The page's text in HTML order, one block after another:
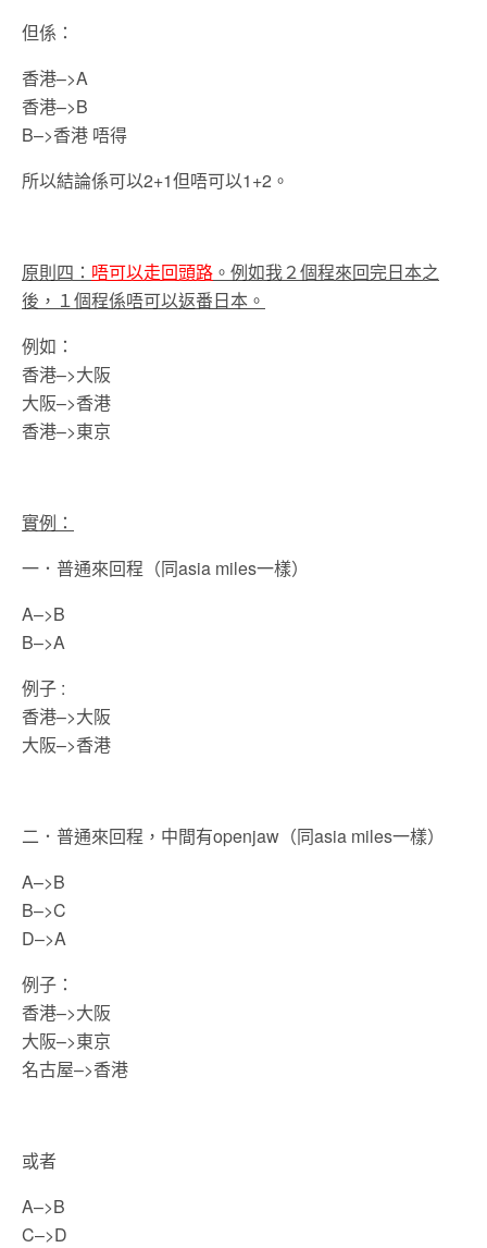
但係：
香港–>A
香港–>B
B–>香港 唔得
所以結論係可以2+1但唔可以1+2。
原則四： 唔可以走回頭路 。例如我２個程來回完日本之
後，１個程係唔可以返番日本。
例如：
香港–>大阪
大阪–>香港
香港–>東京
實例：
一．普通來回程（同asia miles一樣）
A–>B
B–>A
例子 :
香港–>大阪
大阪–>香港
二．普通來回程，中間有openjaw（同asia miles一樣）
A–>B
B–>C
D–>A
例子：
香港–>大阪
大阪–>東京
名古屋–>香港
或者
A–>B
C–>D